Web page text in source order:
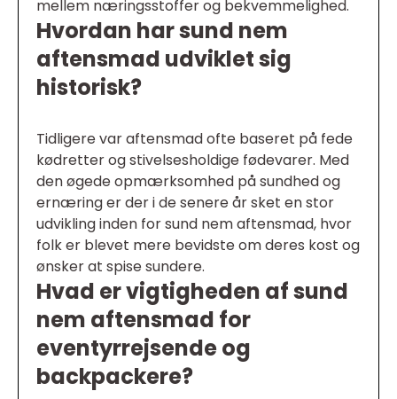
mellem næringsstoffer og bekvemmelighed.
Hvordan har sund nem
aftensmad udviklet sig
historisk?
Tidligere var aftensmad ofte baseret på fede
kødretter og stivelsesholdige fødevarer. Med
den øgede opmærksomhed på sundhed og
ernæring er der i de senere år sket en stor
udvikling inden for sund nem aftensmad, hvor
folk er blevet mere bevidste om deres kost og
ønsker at spise sundere.
Hvad er vigtigheden af sund
nem aftensmad for
eventyrrejsende og
backpackere?